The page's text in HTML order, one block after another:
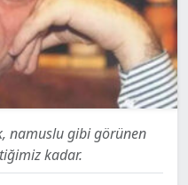
namuslu gibi görünen
kadar.